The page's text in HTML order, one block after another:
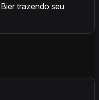
trazendo seu